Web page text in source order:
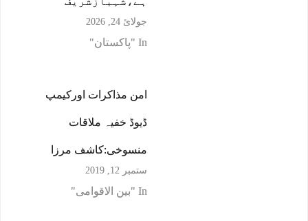
جولائ 24, 2026
In "پاکستان"
امن مذاکرات اورکیمپ
ڈیوڈ خفیہ ملاقات
منسوخی:کاشف مرزا
ستمبر 12, 2019
In "بین الاقوامی"